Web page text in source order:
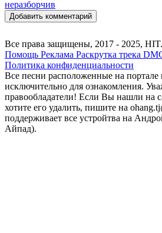
Добавить комментарий
Все права защищены, 2017 - 2025,
Помощь Реклама Раскрутка трека
Политика конфиденциальности
Все песни расположенные на портале
исключительно для ознакомления.
правообладатели! Если Вы нашли на
хотите его удалить, пишите на
поддерживает все устройтва на
Айпад).